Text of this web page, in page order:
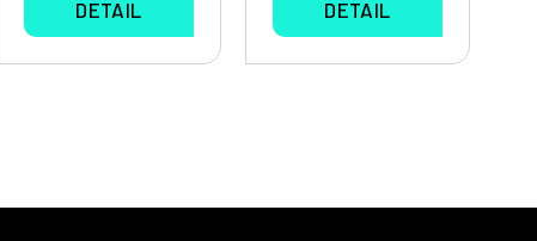
DETAIL DETAIL